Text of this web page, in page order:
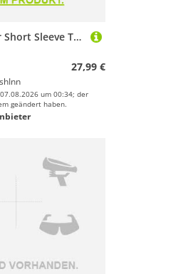
Oxdog Avenger Short Sleeve T-shirt Blau S Mann
27,99 €
um 00:34; der
geändert haben.